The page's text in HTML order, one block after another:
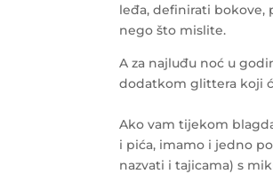
leđa, definirati
nego što mislite.
A za najluđu noć u
dodatkom glittera koji
Ako vam tijekom
i pića, imamo i jedno
nazvati i tajicama) s